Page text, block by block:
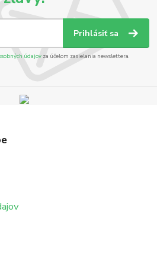
Prihlásiť sa
údajov za účelom zasielania newslettera.